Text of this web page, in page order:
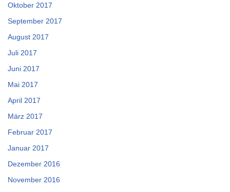
Oktober 2017
September 2017
August 2017
Juli 2017
Juni 2017
Mai 2017
April 2017
März 2017
Februar 2017
Januar 2017
Dezember 2016
November 2016